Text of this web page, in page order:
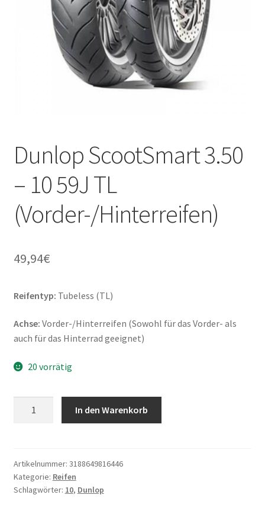
Dunlop ScootSmart 3.50
– 10 59J TL
(Vorder-/Hinterreifen)
49,94€
Reifentyp: Tubeless (TL)
Achse: Vorder-/Hinterreifen (Sowohl für das Vorder- als
auch für das Hinterrad geeignet)
20 vorrätig
10
59J
TL
In den Warenkorb
Artikelnummer: 3188649816446
Kategorie: Reifen
Schlagwörter: 10, Dunlop